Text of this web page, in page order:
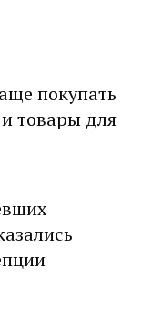
покупать
товары для